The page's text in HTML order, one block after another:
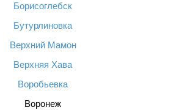
Борисоглебск
Бутурлиновка
Верхний Мамон
Верхняя Хава
Воробьевка
Воронеж